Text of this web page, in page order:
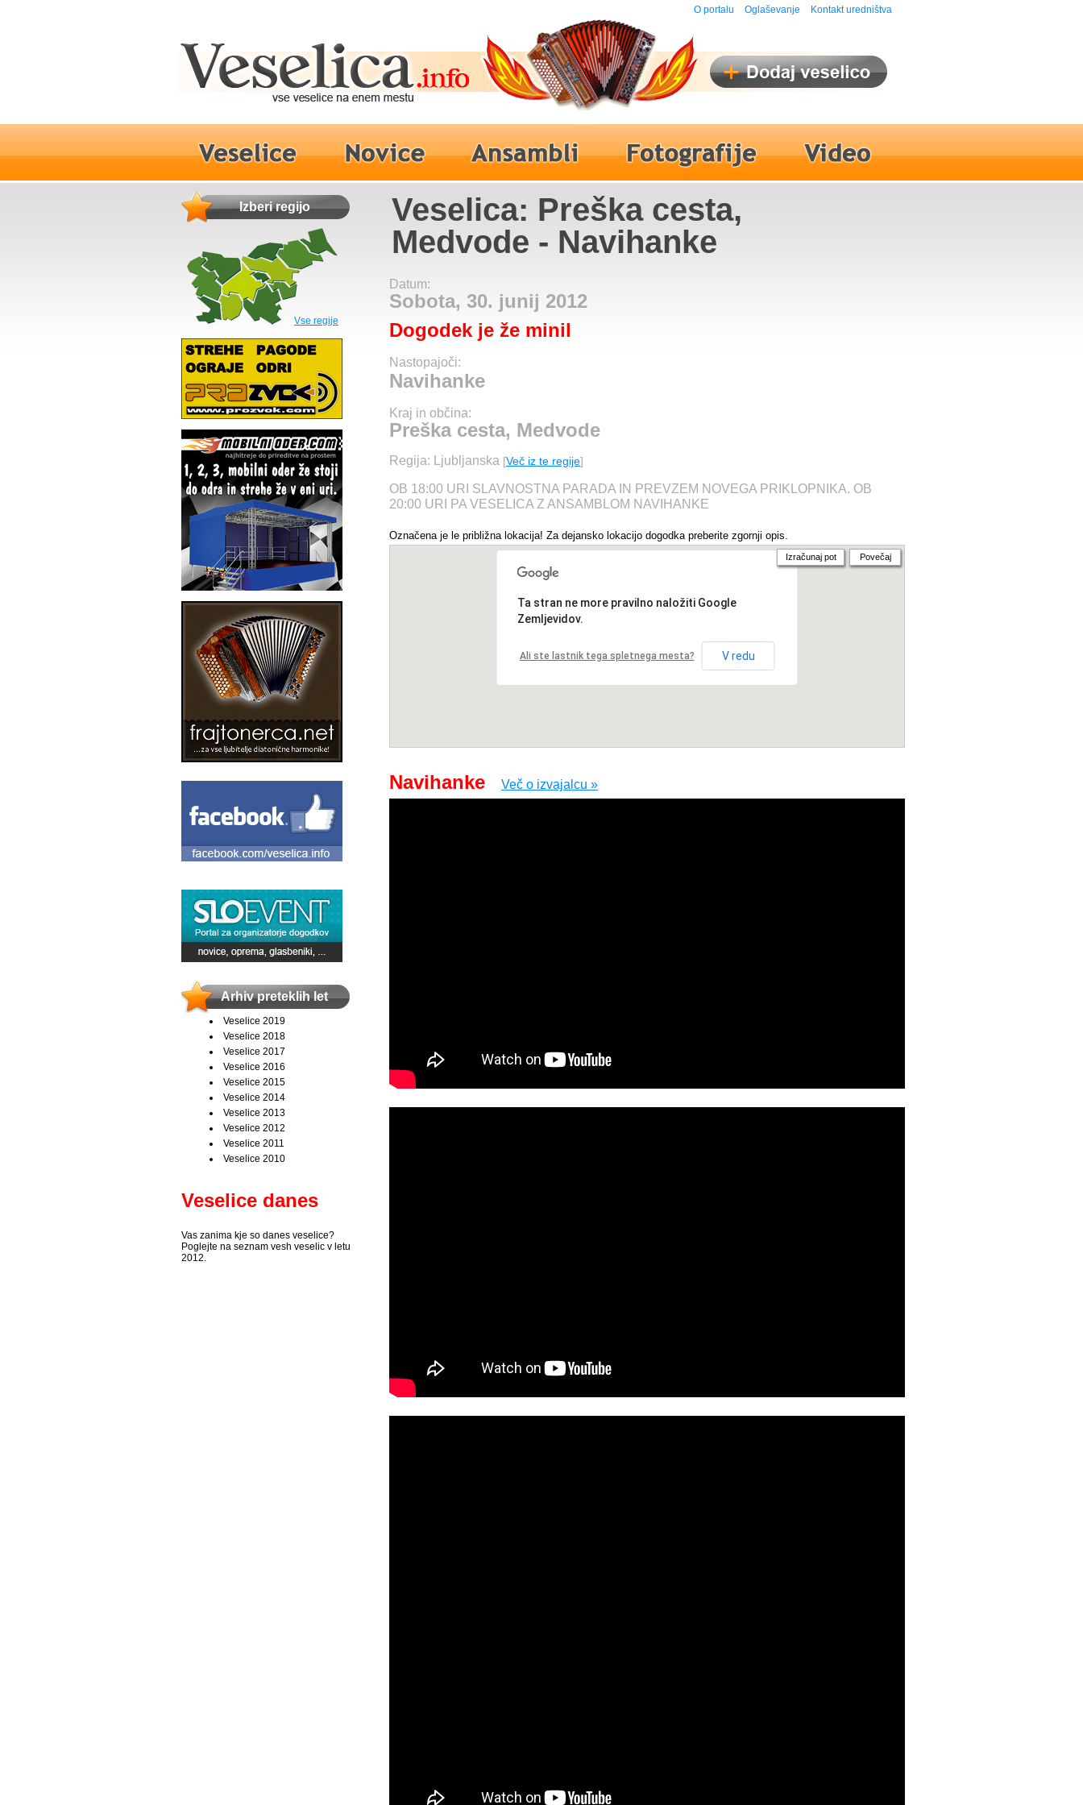
O portalu Oglaševanje Kontakt uredništva
Izberi regijo
Vse regije
Arhiv preteklih let
Veselice 2019
Veselice 2018
Veselice 2017
Veselice 2016
Veselice 2015
Veselice 2014
Veselice 2013
Veselice 2012
Veselice 2011
Veselice 2010
Veselice danes
Vas zanima kje so danes veselice?
Poglejte na seznam vesh veselic v letu
2012.
Veselica: Preška cesta,
Medvode - Navihanke
Datum:
Sobota, 30. junij 2012
Dogodek je že minil
Nastopajoči:
Navihanke
Kraj in občina:
Preška cesta, Medvode
Regija: Ljubljanska [Več iz te regije]
OB 18:00 URI SLAVNOSTNA PARADA IN PREVZEM NOVEGA PRIKLOPNIKA. OB
20:00 URI PA VESELICA Z ANSAMBLOM NAVIHANKE
Označena je le približna lokacija! Za dejansko lokacijo dogodka preberite zgornji opis.
Ta stran ne more pravilno naložiti Google
Zemljevidov.
Ali ste lastnik tega spletnega mesta? V redu
Izračunaj pot Povečaj
Navihanke Več o izvajalcu »